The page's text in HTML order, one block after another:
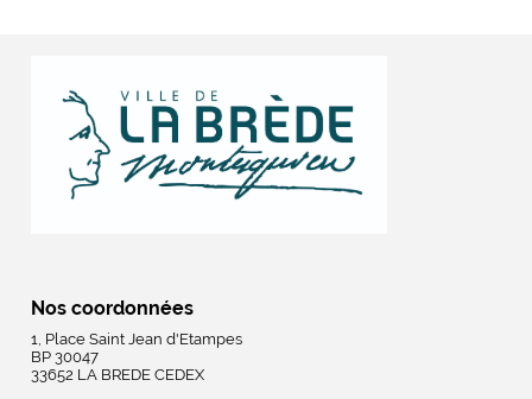
Nos coordonnées
1, Place Saint Jean d'Etampes
BP 30047
33652 LA BREDE CEDEX